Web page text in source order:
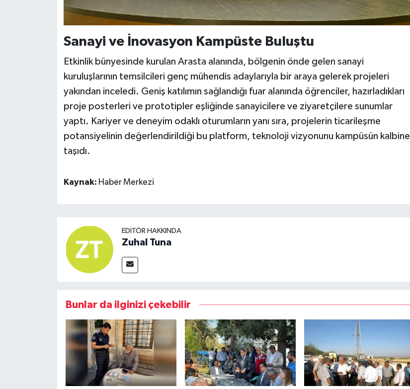
Sanayi ve İnovasyon Kampüste Buluştu
Etkinlik bünyesinde kurulan Arasta alanında, bölgenin önde gelen sanayi
kuruluşlarının temsilcileri genç mühendis adaylarıyla bir araya gelerek projeleri
yakından inceledi. Geniş katılımın sağlandığı fuar alanında öğrenciler, hazırladıkları
proje posterleri ve prototipler eşliğinde sanayicilere ve ziyaretçilere sunumlar
yaptı. Kariyer ve deneyim odaklı oturumların yanı sıra, projelerin ticarileşme
potansiyelinin değerlendirildiği bu platform, teknoloji vizyonunu kampüsün kalbine
taşıdı.
Kaynak: Haber Merkezi
EDITÖR HAKKINDA
Zuhal Tuna
Bunlar da ilginizi çekebilir